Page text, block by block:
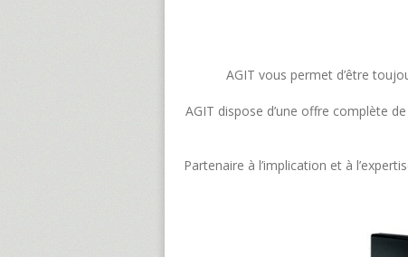
AGIT vous permet d’être
AGIT dispose d’une offre complète
Partenaire à l’implication et à